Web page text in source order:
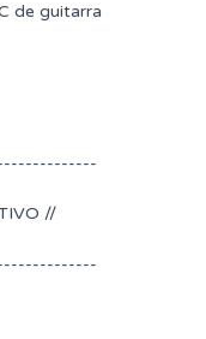
de guitarra
//